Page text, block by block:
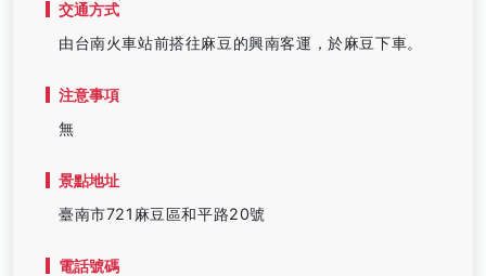
交通方式
由台南火車站前搭往麻豆的興南客運，於麻豆下車。
注意事項
無
景點地址
臺南市721麻豆區和平路20號
電話號碼